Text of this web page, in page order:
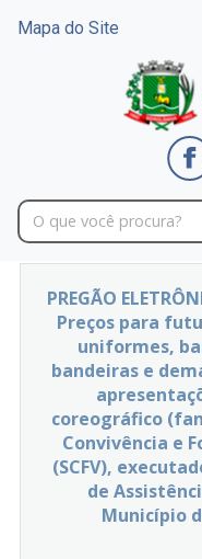
Mapa do Site
PREGÃO
Preços para
uniformes,
bandeiras e
coreográfico
Convivência e
(SCFV),
de
Município